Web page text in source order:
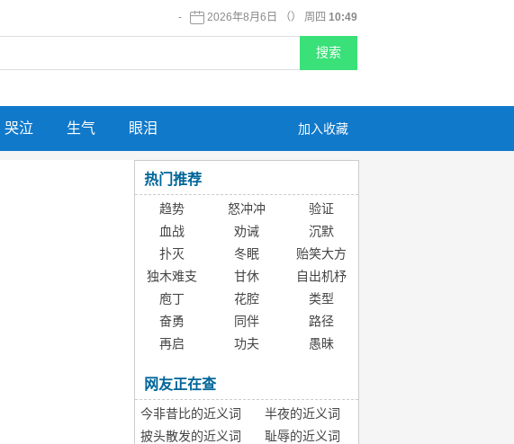
- 2026年8月6日 （） 周四 10:49
加入收藏
哭泣 生气 眼泪
热门推荐
趋势 怒冲冲
验证
血战
劝诫
沉默
扑灭
冬眠
贻笑大方
独木难支
甘休
自出机杼
庖丁
花腔
类型
奋勇
同伴
路径
再启
功夫 愚昧
网友正在查
今非昔比的近义词
半夜的近义词
披头散发的近义词
耻辱的近义词